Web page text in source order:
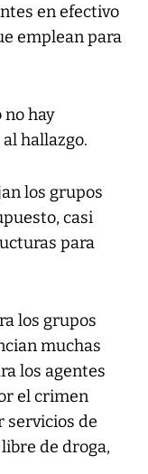
en efectivo
emplean para
no hay
hallazgo.
los grupos
casi
para
los grupos
muchas
los agentes
el crimen
servicios de
de droga,